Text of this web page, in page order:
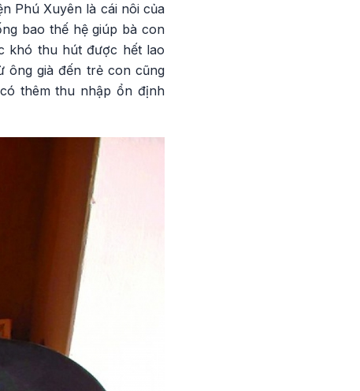
Phú Xuyên là cái nôi của
bao thế hệ giúp bà con
khó thu hút được hết lao
ông già đến trẻ con cũng
thêm thu nhập ổn định